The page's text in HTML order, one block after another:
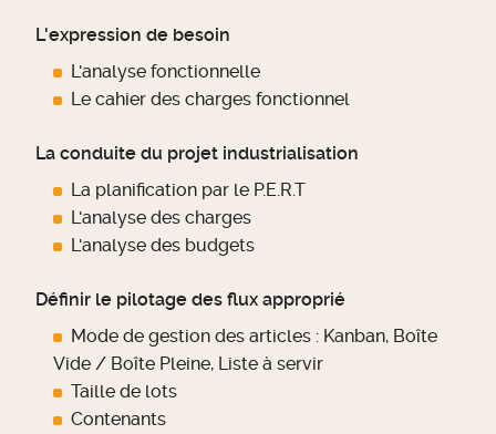
L'expression de besoin
L'analyse fonctionnelle
Le cahier des charges fonctionnel
La conduite du projet industrialisation
La planification par le P.E.R.T
L'analyse des charges
L'analyse des budgets
Définir le pilotage des flux approprié
Mode de gestion des articles : Kanban, Boîte
Vide / Boîte Pleine, Liste à servir
Taille de lots
Contenants